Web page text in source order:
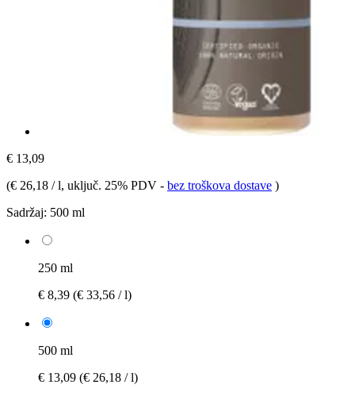
€ 13,09
(€ 26,18 / l, uključ. 25% PDV - bez troškova dostave )
Sadržaj: 500 ml
250 ml
€ 8,39 (€ 33,56 / l)
500 ml
€ 13,09 (€ 26,18 / l)